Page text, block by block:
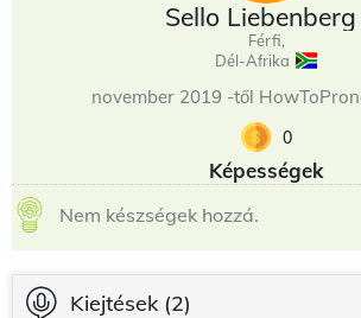
Sello Liebenberg
Férfi,
Dél-Afrika
november 2019 -től
0
Képességek
Nem készségek hozzá.
Kiejtések (2)